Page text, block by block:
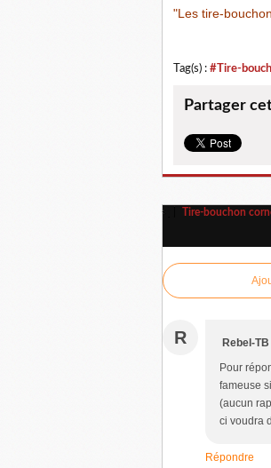
"Les tire-
Tag(s) : #Tire-
Partager
Tire-bouchon
R Rebel-TB
Pour
fameuse
(aucun
ci voudra
Répondre